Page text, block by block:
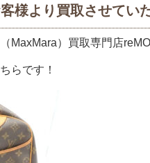
様より買取させてい
MaxMara）買取専門店
らです！